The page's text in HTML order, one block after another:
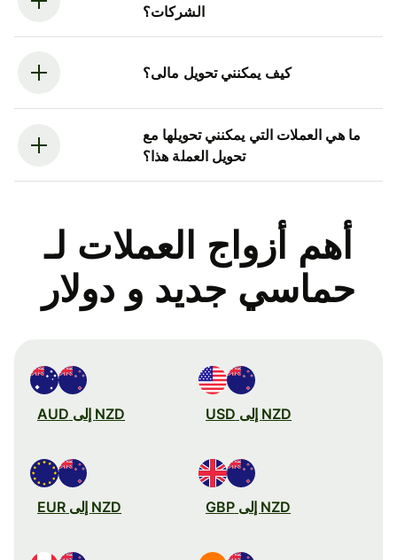
الشركات؟
كيف يمكنني تحويل مالى؟
ما هي العملات التي يمكنني تحويلها مع
تحويل العملة هذا؟
أهم أزواج العملات لـ
حماسي جديد و دولار
NZD إلى USD NZD إلى AUD
NZD إلى GBP NZD إلى EUR